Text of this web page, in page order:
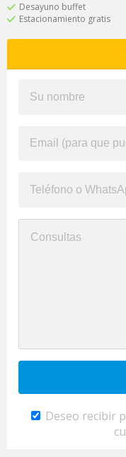
Desayuno buffet
Estacionamiento gratis
Deseo recibir